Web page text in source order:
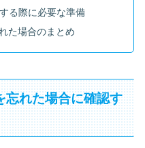
る際に必要な準備
た場合のまとめ
忘れた場合に確認す